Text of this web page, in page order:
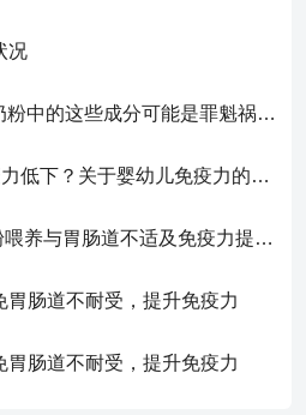
况
宝宝胃肠道不适？奶粉中的这些成分可能是罪魁祸首！
宝宝总生病就是免疫力低下？关于婴幼儿免疫力的真相，家长必须了解！
宝宝喂养难题：奶粉喂养与胃肠道不适及免疫力提升的奥秘
胃肠道不耐受，提升免疫力
胃肠道不耐受，提升免疫力